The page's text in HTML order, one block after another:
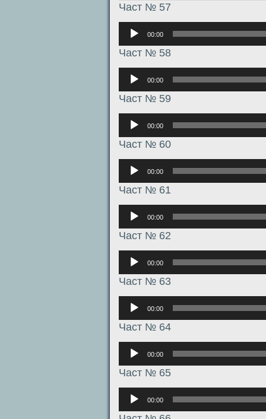
Част № 57
Аудиоплеер
00:00
Част № 58
Аудиоплеер
00:00
Част № 59
Аудиоплеер
00:00
Част № 60
Аудиоплеер
00:00
Част № 61
Аудиоплеер
00:00
Част № 62
Аудиоплеер
00:00
Част № 63
Аудиоплеер
00:00
Част № 64
Аудиоплеер
00:00
Част № 65
Аудиоплеер
00:00